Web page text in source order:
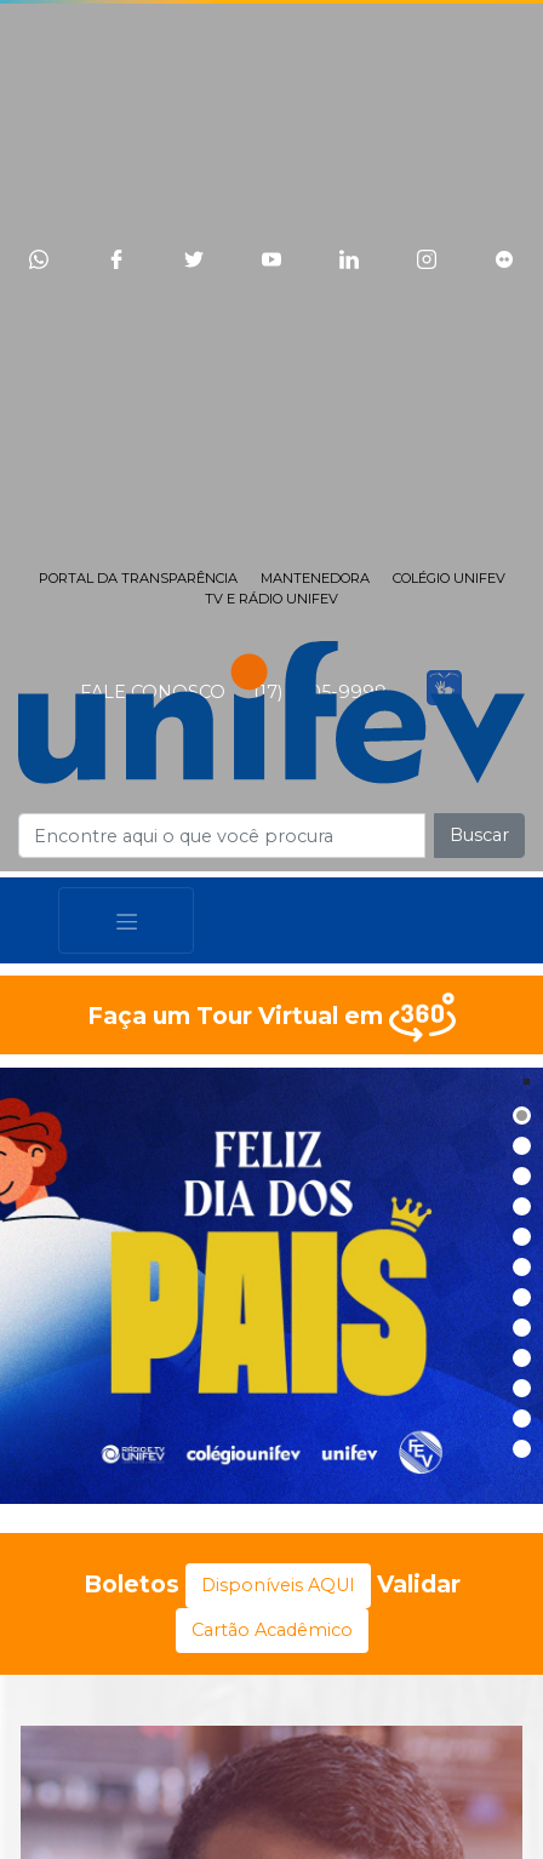
FALE CONOSCO (17) 3405-9999
PORTAL DA TRANSPARÊNCIA MANTENEDORA
COLÉGIO UNIFEV
TV E RÁDIO UNIFEV
Buscar
Faça um Tour Virtual em
Boletos Disponíveis AQUI Validar
Cartão Acadêmico